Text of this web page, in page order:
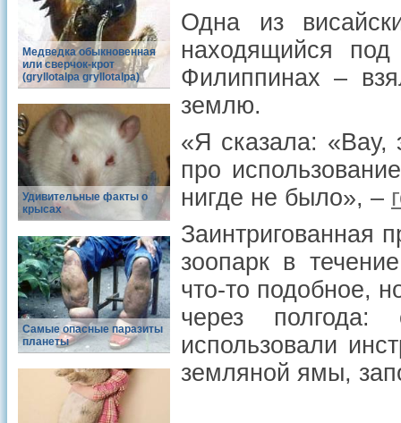
Медведка обыкновенная
или сверчок-крот
(gryllotalpa gryllotalpa)
Удивительные факты о
крысах
Самые опасные паразиты
планеты
Одна из
находящийся
Филиппинах –
землю.
«Я сказала: «Вау,
про
нигде не было», –
Заинтригованная
зоопарк в
что-то подобное,
через полгода:
использовали
земляной ямы,